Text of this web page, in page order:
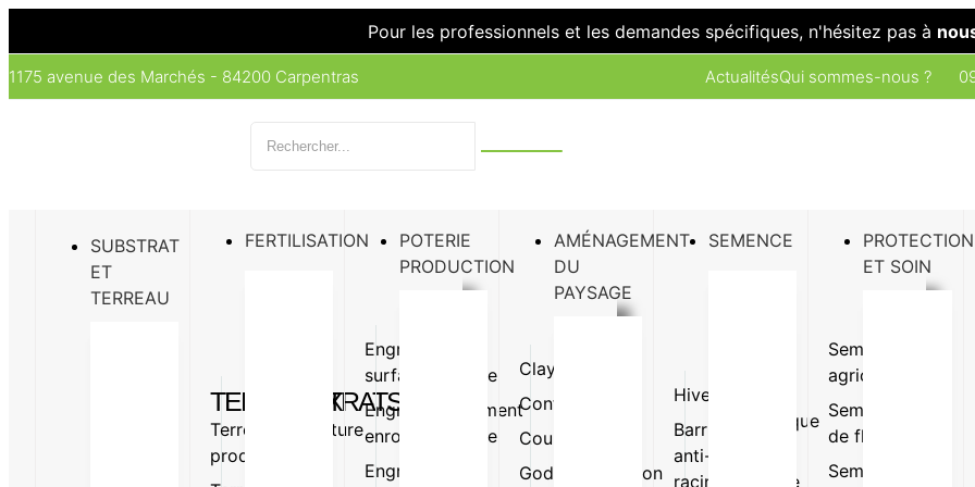
Pour les professionnels et les demandes spécifiques, n'hésitez pas à
1175 avenue des Marchés - 84200 Carpentras ActualitésQui sommes-nous ?
SUBSTRAT
ET
TERREAU
TERREAUX
Terreau
production
SUBSTRATS
Vermiculture
FERTILISATION
Engrais
surfaçage
Engrais
enrobé
Engrais
organique
Amendement
organique
POTERIE
PRODUCTION
Clayette
Conteneur
Coupe
Godet
Suspension
AMÉNAGEMENT
DU
PAYSAGE
Hivernage
Barrière
anti-
racine
synthétique
jardinière
SEMENCE
Semence
agricole
Semence
de fleur
Semence
PROTECTION
ET SOIN